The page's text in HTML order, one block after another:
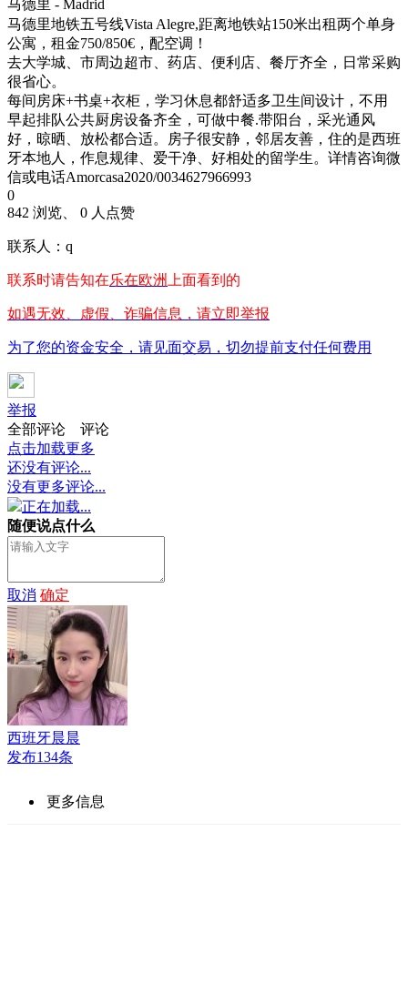
马德里 - Madrid
马德里地铁五号线Vista Alegre,距离地铁站150米出租两个单身
公寓，租金750/850€，配空调！
去大学城、市周边超市、药店、便利店、餐厅齐全，日常采购
很省心。
每间房床+书桌+衣柜，学习休息都舒适多卫生间设计，不用
早起排队公共厨房设备齐全，可做中餐.带阳台，采光通风
好，晾晒、放松都合适。房子很安静，邻居友善，住的是西班
牙本地人，作息规律、爱干净、好相处的留学生。详情咨询微
信或电话Amorcasa2020/0034627966993
0
842 浏览、 0 人点赞
联系人：q
联系时请告知在乐在欧洲 上面看到的
如遇无效、虚假、诈骗信息，请立即举报
为了您的资金安全，请见面交易，切勿提前支付任何费用
举报
全部评论
评论
点击加载更多
还没有评论...
没有更多评论...
正在加载...
随便说点什么
取消 确定
西班牙晨晨
发布134条
更多信息